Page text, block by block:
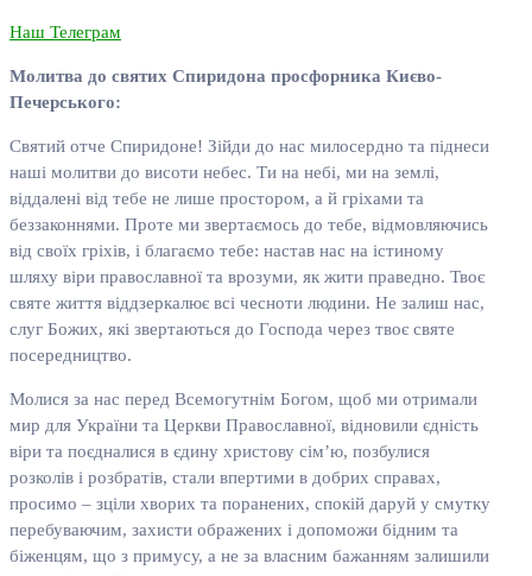
Наш Телеграм
Молитва до святих Спиридона просфорника Києво-
Печерського:
Святий отче Спиридоне! Зійди до нас милосердно та піднеси
наші молитви до висоти небес. Ти на небі, ми на землі,
віддалені від тебе не лише простором, а й гріхами та
беззаконнями. Проте ми звертаємось до тебе, відмовляючись
від своїх гріхів, і благаємо тебе: настав нас на істиному
шляху віри православної та врозуми, як жити праведно. Твоє
святе життя віддзеркалює всі чесноти людини. Не залиш нас,
слуг Божих, які звертаються до Господа через твоє святе
посередництво.
Молися за нас перед Всемогутнім Богом, щоб ми отримали
мир для України та Церкви Православної, відновили єдність
віри та поєдналися в єдину христову сім’ю, позбулися
розколів і розбратів, стали впертими в добрих справах,
просимо – зціли хворих та поранених, спокій даруй у смутку
перебуваючим, захисти ображених і допоможи бідним та
біженцям, що з примусу, а не за власним бажанням залишили